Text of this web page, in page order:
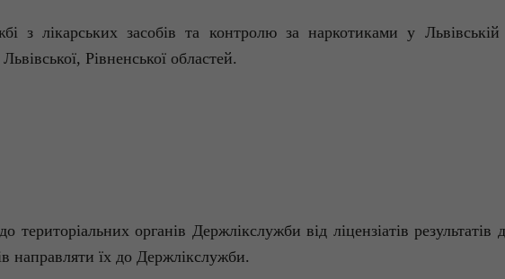
з лікарських засобів та контролю за наркотиками у
Рівненської областей.
територіальних органів Держлікслужби від ліцензіатів
направляти їх до Держлікслужби.